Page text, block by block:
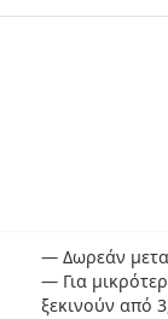
Δωρεάν
Για
ξεκινούν από